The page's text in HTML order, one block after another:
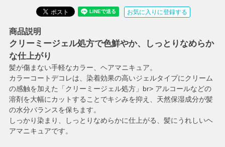
お気に入りに登録する
商品説明
クリーミージェル処方で色鮮やか、しっとりなめらか
な仕上がり
髪が傷まない手軽なカラー、ヘアマニキュア。
カラーコートデコレは、染着効果の高いジェルタイプにクリーム
の感触を加えた「クリーミージェル処方」br> アルコールなどの
溶剤を大幅にカットすることでキシみを抑え、天然保湿成分が髪
の水分バランスを保ちます。
しっかり染まり、しっとりなめらかに仕上がる、髪にうれしいヘ
アマニキュアです。